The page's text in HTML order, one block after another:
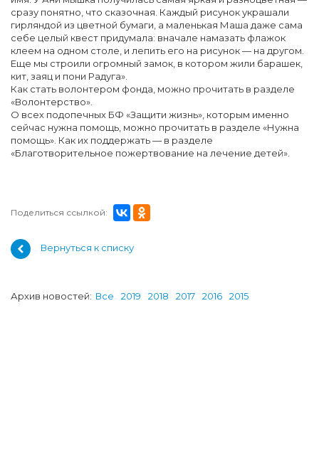
сразу понятно, что сказочная. Каждый рисунок украшали
гирляндой из цветной бумаги, а маленькая Маша даже сама
себе целый квест придумала: вначале намазать флажок
клеем на одном столе, и лепить его на рисунок — на другом.
Еще мы строили огромный замок, в котором жили барашек,
кит, заяц и пони Радуга».
Как стать волонтером фонда, можно прочитать в разделе
«Волонтерство».
О всех подопечных БФ «Защити жизнь», которым именно
сейчас нужна помощь, можно прочитать в разделе «Нужна
помощь». Как их поддержать — в разделе
«Благотворительное пожертвование на лечение детей».
Поделиться ссылкой:
Вернуться к списку
Архив новостей: Все 2019 2018 2017 2016 2015